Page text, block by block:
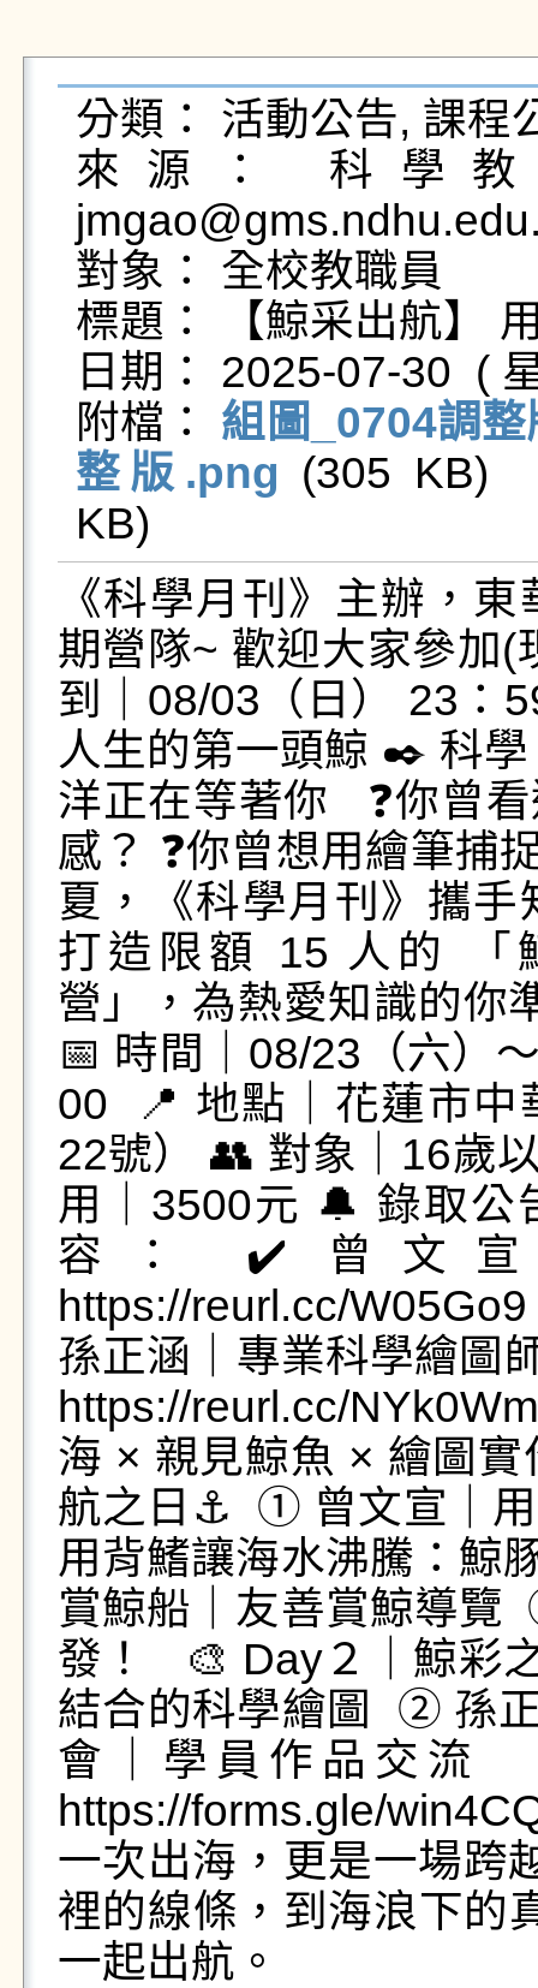
分類： 活動公告, 課程
來源： 科學
對象： 全校教職員
標題： 【鯨采出航】
日期： 2025-07-30  (
附檔： 組圖_0704調
整版.png (305
KB)
《科學月刊》主辦，
期營隊~ 歡迎大家參加(
到｜08/03（日） 23：
人生的第一頭鯨 ✒️ 科
洋正在等著你 ❓你曾
感？ ❓你曾想用繪筆
夏，《科學月刊》攜
打造限額 15 人的 「
營」，為熱愛知識的
📅 時間｜08/23（六）
00 📍 地點｜花蓮市中
22號） 👥 對象｜16歲
用｜3500元 🔔 錄取
容： ✔️ 曾文
https://reurl.cc/
孫正涵｜專業科學繪圖
https://reurl.cc/
海 × 親見鯨魚 × 繪圖
航之日⚓ ➀ 曾文宣｜
用背鰭讓海水沸騰：
賞鯨船｜友善賞鯨導
發！ 🎨 Day２｜鯨彩
結合的科學繪圖 ➁ 孫
會｜學員作品交
https://forms.gle/
一次出海，更是一場跨
裡的線條，到海浪下
一起出航。